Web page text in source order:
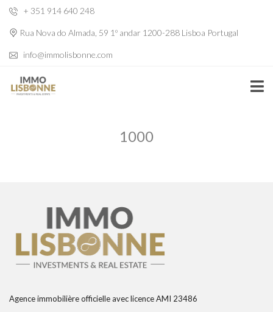
+ 351 914 640 248
Rua Nova do Almada, 59 1º andar 1200-288 Lisboa Portugal
info@immolisbonne.com
1000
Agence immobilière officielle avec licence AMI 23486